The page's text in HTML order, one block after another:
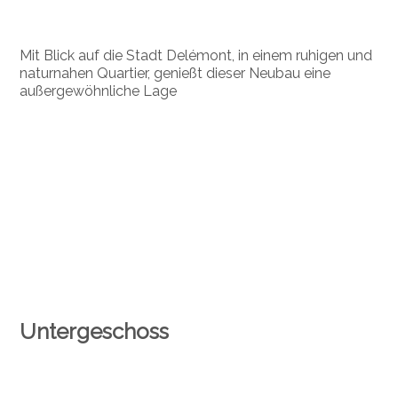
Mit Blick auf die Stadt Delémont, in einem ruhigen und
naturnahen Quartier, genießt dieser Neubau eine
außergewöhnliche Lage
Untergeschoss